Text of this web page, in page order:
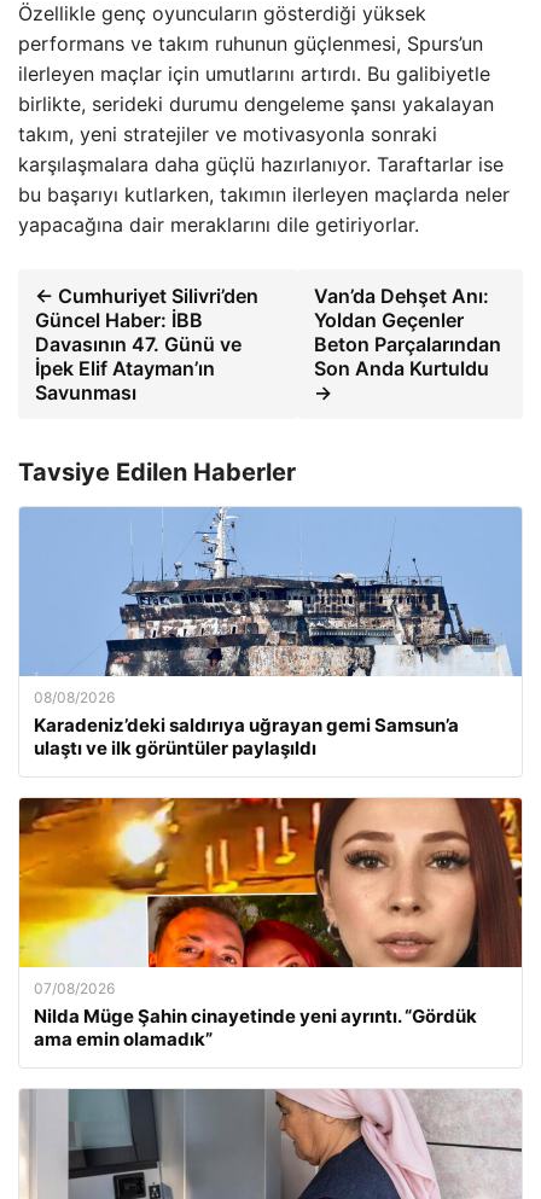
Özellikle genç oyuncuların gösterdiği yüksek
performans ve takım ruhunun güçlenmesi, Spurs’un
ilerleyen maçlar için umutlarını artırdı. Bu galibiyetle
birlikte, serideki durumu dengeleme şansı yakalayan
takım, yeni stratejiler ve motivasyonla sonraki
karşılaşmalara daha güçlü hazırlanıyor. Taraftarlar ise
bu başarıyı kutlarken, takımın ilerleyen maçlarda neler
yapacağına dair meraklarını dile getiriyorlar.
← Cumhuriyet Silivri’den
Güncel Haber: İBB
Davasının 47. Günü ve
İpek Elif Atayman’ın
Savunması
Van’da Dehşet Anı:
Yoldan Geçenler
Beton Parçalarından
Son Anda Kurtuldu
→
Tavsiye Edilen Haberler
08/08/2026
Karadeniz’deki saldırıya uğrayan gemi Samsun’a
ulaştı ve ilk görüntüler paylaşıldı
07/08/2026
Nilda Müge Şahin cinayetinde yeni ayrıntı. “Gördük
ama emin olamadık”